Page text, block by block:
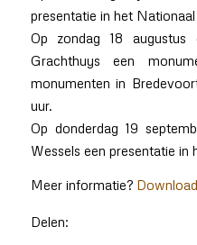
presentatie in het
Op zondag 18 augustus
Grachthuys een
monumenten in
uur.
Op donderdag 19
Wessels een presentatie in
Meer informatie?
Delen: